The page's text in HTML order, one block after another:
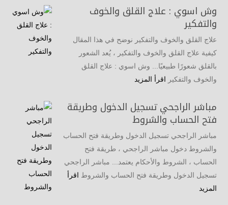
وش اسوي : علاج القلق والخوف
والتفكير
علاج القلق والخوف والتفكير نوضح في هذا المقال
كيفية علاج القلق والخوف والتفكير ، يُعد الشعور
بالقلق شعورًا طبيعيًا... وش اسوي : علاج القلق
والخوف والتفكير اقرأ المزيد
مباشر الراجحي تسجيل الدخول وطريقة
فتح الحساب والشروط
مباشر الراجحي تسجيل الدخول وطريقة فتح الحساب
والشروط دخول مباشر الراجحي ، طريقة فتح
الحساب ، الشروط والأحكام يعتمد... مباشر الراجحي
تسجيل الدخول وطريقة فتح الحساب والشروط اقرأ
المزيد